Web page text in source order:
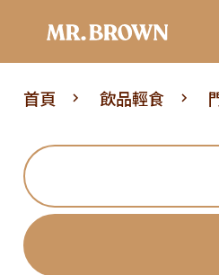
首頁 飲品輕食